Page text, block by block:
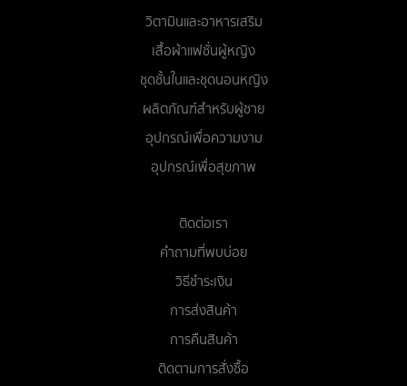
วิตามินและอาหารเสริม
เสื้อผ้าแฟชั่นผู้หญิง
ชุดชั้นในและชุดนอนหญิง
ผลิตภัณฑ์สำหรับผู้ชาย
อุปกรณ์เพื่อความงาม
อุปกรณ์เพื่อสุขภาพ
ติดต่อเรา
คำถามที่พบบ่อย
วิธีชำระเงิน
การส่งสินค้า
การคืนสินค้า
ติดตามการสั่งซื้อ